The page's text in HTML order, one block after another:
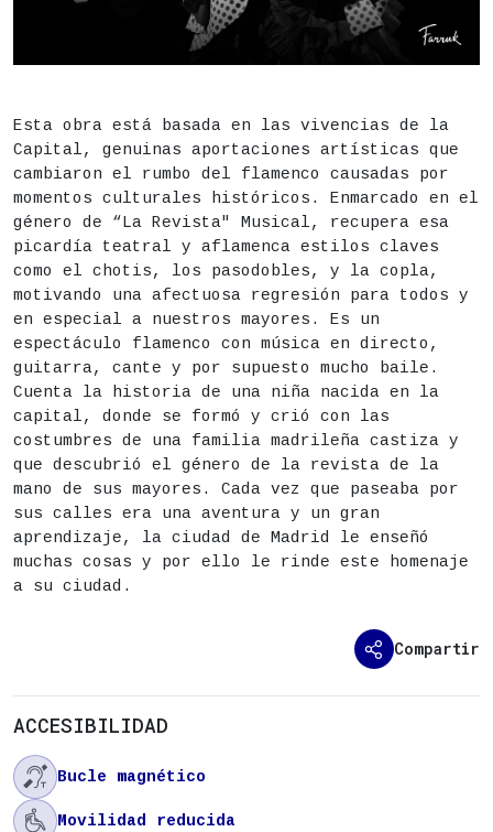
Finalizado
Fecha
Jueves 30 de julio, 22h
Duración aproximada: 60 minutos
Actividad para todos los públicos
Lugar
Instituto de Educación Secundaria (IES) San
Precio
Apertura de puertas: 21:30h
Entradas a la venta a partir del martes 16
Esta obra está basada en las vivencias de la
Capital, genuinas aportaciones artísticas que
cambiaron el rumbo del flamenco causadas por
momentos culturales históricos. Enmarcado en el
género de “La Revista" Musical, recupera esa
picardía teatral y aflamenca estilos claves
como el chotis, los pasodobles, y la copla,
motivando una afectuosa regresión para todos y
en especial a nuestros mayores. Es un
espectáculo flamenco con música en directo,
guitarra, cante y por supuesto mucho baile.
Cuenta la historia de una niña nacida en la
capital, donde se formó y crió con las
costumbres de una familia madrileña castiza y
que descubrió el género de la revista de la
mano de sus mayores. Cada vez que paseaba por
sus calles era una aventura y un gran
aprendizaje, la ciudad de Madrid le enseñó
muchas cosas y por ello le rinde este homenaje
a su ciudad.
Compartir
ACCESIBILIDAD
 Bucle magnético
 Movilidad reducida